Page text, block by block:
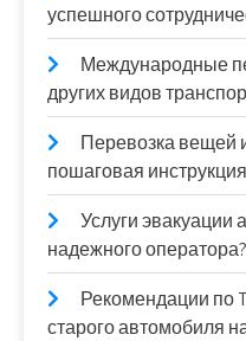
успешного
Международные
других видов
Перевозка вещей
пошаговая инструкция
Услуги эвакуации
надежного оператора?
Рекомендации по
старого автомобиля